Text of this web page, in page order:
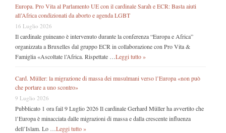
Europa. Pro Vita al Parlamento UE con il cardinale Sarah e ECR: Basta aiuti
all’Africa condizionati da aborto e agenda LGBT
16 Luglio 2026
Il cardinale guineano è intervenuto durante la conferenza “Europa e Africa”
organizzata a Bruxelles dal gruppo ECR in collaborazione con Pro Vita &
Famiglia «Ascoltate l’Africa. Rispettate … Leggi tutto »
Card. Müller: la migrazione di massa dei musulmani verso l’Europa «non può
che portare a uno scontro»
9 Luglio 2026
Pubblicato 1 ora fail 9 Luglio 2026 Il cardinale Gerhard Müller ha avvertito che
l’Europa è minacciata dalle migrazioni di massa e dalla crescente influenza
dell’Islam. Lo … Leggi tutto »